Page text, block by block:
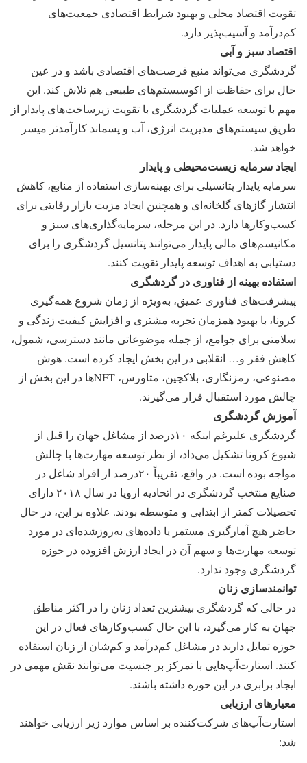
تقویت اقتصاد محلی و بهبود شرایط اقتصادی جمعیت‌های
کم‌درآمد و آسیب‌پذیر دارد.
اقتصاد سبز و آبی
گردشگری می‌تواند منبع فرصت‌های اقتصادی باشد و در عین
حال برای حفاظت از اکوسیستم‌های طبیعی هم تلاش کند. این
مهم با توسعه عملیات گردشگری با تقویت زیرساخت‌های پایدار از
طریق سیستم‌های مدیریت انرژی، آب و پسماند کارآمدتر میسر
خواهد شد.
ایجاد سرمایه زیست‌محیطی و پایدار
سرمایه پایدار پتانسیلی برای بهینه‌سازی استفاده از منابع، کاهش
انتشار گازهای گلخانه‌ای و همچنین ایجاد مزیت بازار رقابتی برای
کسب‌وکارها دارد. در این مرحله، سرمایه‌گذاری‌های سبز و
مکانیسم‌های مالی پایدار می‌توانند پتانسیل گردشگری را برای
دستیابی به اهداف توسعه پایدار تقویت کنند.
استفاده بهینه از فناوری در گردشگری
پیشرفت‌های فناوری عمیق، به‌ویژه از زمان شروع همه‌گیری
کرونا، با بهبود همزمان تجربه مشتری و افزایش کیفیت زندگی و
سلامتی برای جوامع، از جمله موضوعاتی مانند دسترسی، شمول،
کاهش فقر و… انقلابی در این بخش ایجاد کرده است. هوش
مصنوعی، رمزنگاری، بلاکچین، متاورس، NFTها در این بخش از
چالش مورد استقبال قرار می‌گیرند.
آموزش گردشگری
گردشگری علیرغم اینکه ۱۰درصد از مشاغل جهان را قبل از
شیوع کرونا تشکیل می‌داد، از نظر توسعه مهارت‌ها با چالش
مواجه بوده است. در واقع، تقریباً ۲۰درصد از افراد شاغل در
صنایع منتخب گردشگری در اتحادیه اروپا در سال ۲۰۱۸ دارای
تحصیلات کمتر از ابتدایی و متوسطه بودند. علاوه بر این، در حال
حاضر هیچ آمارگیری مستمر یا داده‌های به‌روز‌شده‌ای در مورد
توسعه مهارت‌ها و سهم آن در ایجاد ارزش افزوده در حوزه
گردشگری وجود ندارد.
توانمندسازی زنان
در حالی که گردشگری بیشترین تعداد زنان را در اکثر مناطق
جهان به کار می‌گیرد، با این حال کسب‌وکارهای فعال در این
حوزه تمایل دارند در مشاغل کم‌درآمد و کم‌شان از زنان استفاده
کنند. استارت‌آپ‌هایی با تمرکز بر جنسیت می‌توانند نقش مهمی در
ایجاد برابری در این حوزه داشته باشند.
معیارهای ارزیابی
استارت‌آپ‌های شرکت‌کننده بر اساس موارد زیر ارزیابی خواهند
شد: